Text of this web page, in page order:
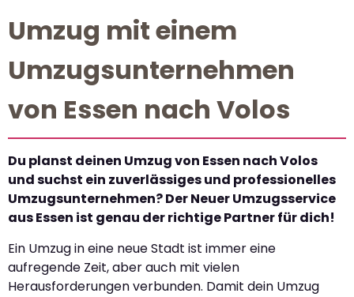
Umzug mit einem
Umzugsunternehmen
von Essen nach Volos
Du planst deinen Umzug von Essen nach Volos
und suchst ein zuverlässiges und professionelles
Umzugsunternehmen? Der Neuer Umzugsservice
aus Essen ist genau der richtige Partner für dich!
Ein Umzug in eine neue Stadt ist immer eine
aufregende Zeit, aber auch mit vielen
Herausforderungen verbunden. Damit dein Umzug